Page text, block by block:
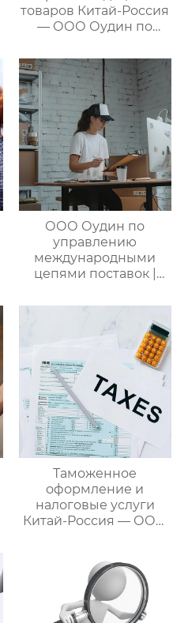
товаров Китай-Россия
— ООО Оудин по
международными
цепями поставок
ООО Оудин по
управлению
международными
цепями поставок |
услуги
посреднических
закупок Китай-Россия:
комплексное
решение ваших
трансграничных задач
Таможенное
оформление и
налоговые услуги
Китай-Россия — ООО
цепями поставок